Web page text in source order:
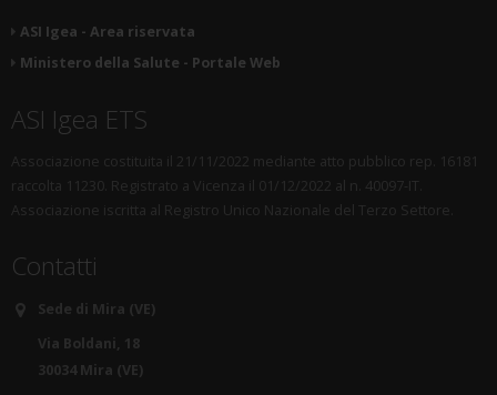
ASI Igea - Area riservata
Ministero della Salute - Portale Web
ASI Igea ETS
Associazione costituita il 21/11/2022 mediante atto pubblico rep. 16181
raccolta 11230. Registrato a Vicenza il 01/12/2022 al n. 40097-IT.
Associazione iscritta al Registro Unico Nazionale del Terzo Settore.
Contatti
Sede di Mira (VE)
Via Boldani, 18
30034 Mira (VE)